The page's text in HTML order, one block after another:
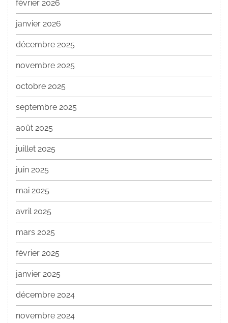
février 2026
janvier 2026
décembre 2025
novembre 2025
octobre 2025
septembre 2025
août 2025
juillet 2025
juin 2025
mai 2025
avril 2025
mars 2025
février 2025
janvier 2025
décembre 2024
novembre 2024